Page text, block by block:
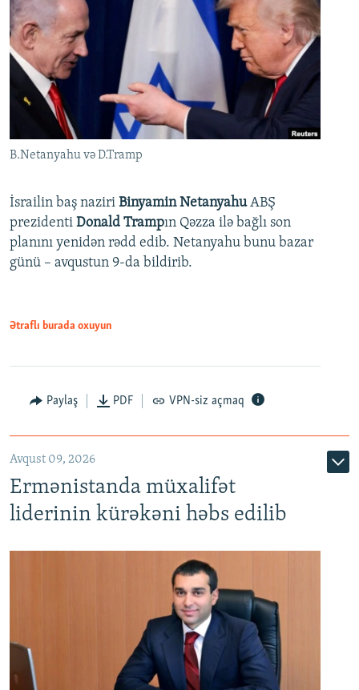
B.Netanyahu və D.Tramp
İsrailin baş naziri Binyamin NetanyahuABŞ
prezidenti Donald Trampın Qəzza ilə bağlı son
planını yenidən rədd edib. Netanyahu bunu bazar
günü – avqustun 9-da bildirib.
Ətraflı burada oxuyun
Paylaş PDF VPN-siz açmaq
Avqust 09, 2026
Ermənistanda müxalifət
liderinin kürəkəni həbs edilib